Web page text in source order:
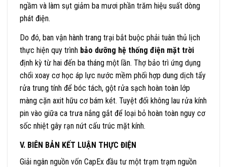
ngầm và làm sụt giảm ba mươi phần trăm hiệu suất dòng
phát điện.
Do đó, ban vận hành trang trại bắt buộc phải tuân thủ lịch
thực hiện quy trình bảo dưỡng hệ thống điện mặt trời
định kỳ từ hai đến ba tháng một lần. Thợ bảo trì ứng dụng
chổi xoay cơ học áp lực nước mềm phối hợp dung dịch tẩy
rửa trung tính để bóc tách, gột rửa sạch hoàn toàn lớp
màng cặn axit hữu cơ bám két. Tuyệt đối không lau rửa kính
pin vào giữa ca trưa nắng gắt để loại bỏ hoàn toàn nguy cơ
sốc nhiệt gây rạn nứt cấu trúc mặt kính.
V. BIÊN BẢN KẾT LUẬN THỰC ĐIỆN
Giải ngân nguồn vốn CapEx đầu tư một trạm trạm nguồn